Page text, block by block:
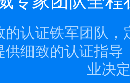
的认证铁军团队
供细致的认证指
业决